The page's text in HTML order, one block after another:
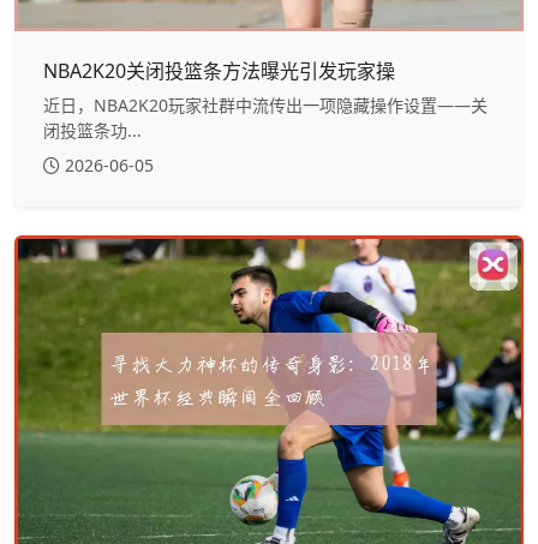
NBA2K20关闭投篮条方法曝光引发玩家操
近日，NBA2K20玩家社群中流传出一项隐藏操作设置——关
闭投篮条功...
2026-06-05